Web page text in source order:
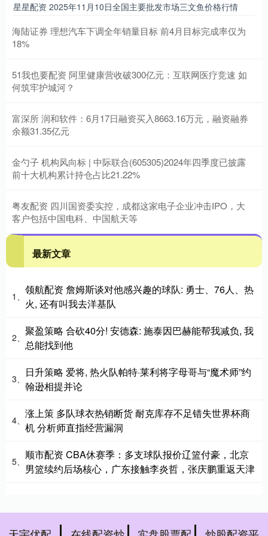
星星配资 2025年11月10日全国主要批发市场三文鱼价格行情
海陆证券 理想汽车下调全年销量目标 前4月目标完成率仅为
18%
51我也要配资 阿里健康营收破300亿元：互联网医疗竞速 如
何筑牢护城河？
富深所 润和软件：6月17日融资买入8663.16万元，融资融券
余额31.35亿元
金勺子 机构风向标 | 中际联合(605305)2024年四季度已披露
前十大机构累计持仓占比21.22%
粤友配资 四川国资委实控，成都这家电子企业冲击IPO，大
客户包括中国电科、中国航天等
最新文章
1、
领航配资 詹姆斯谈对他感兴趣的球队: 勇士、76人、热
火, 还有叫我去洋基队
2、
聚盈策略 合砍40分! 安德森: 施泰因巴赫能帮我减负, 我
总能找到他
3、
日升策略 爱将, 热火队帕特·莱利将字母哥与“魔术师”约
翰逊相提并论
4、
涨上策 多队球衣热销断货 耐克库存不足错失世界杯商
机 分析师直指经营漏洞
5、
顺市配资 CBA休赛季：多支球队报价辽篮付豪，北京
男篮续约后场核心，广东接触李炎哲，张庆鹏重返天津